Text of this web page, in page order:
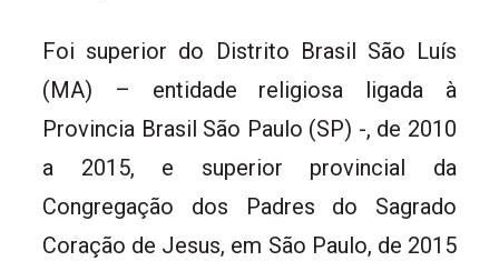
Foi superior do Distrito Brasil São Luís
(MA) – entidade religiosa ligada à
Provincia Brasil São Paulo (SP) -, de 2010
a 2015, e superior provincial da
Congregação dos Padres do Sagrado
Coração de Jesus, em São Paulo, de 2015